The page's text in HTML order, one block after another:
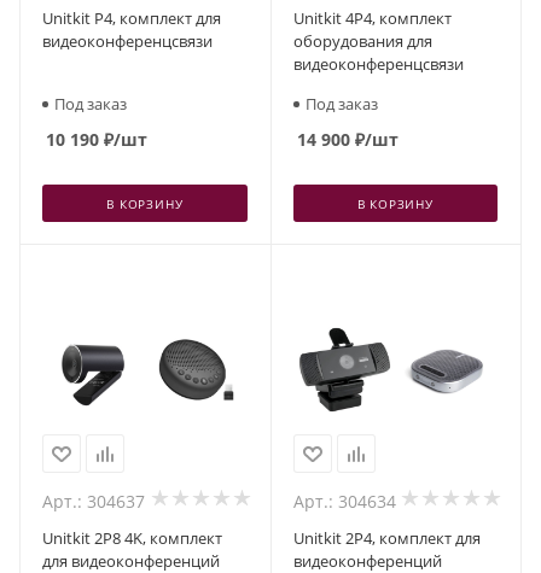
Unitkit P4, комплект для
видеоконференцсвязи
Под заказ
10 190 ₽/шт
В КОРЗИНУ
Unitkit 4P4, комплект
оборудования для
видеоконференцсвязи
Под заказ
14 900₽/шт
В КОРЗИНУ
Арт.: 304637
Unitkit 2P8 4K, комплект
для видеоконференций
Арт.: 304634
Unitkit 2P4, комплект для
видеоконференций